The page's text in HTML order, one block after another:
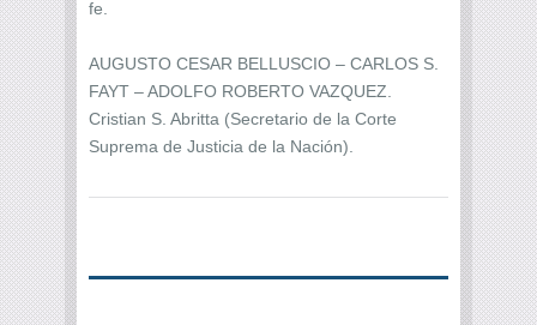
fe.
AUGUSTO CESAR BELLUSCIO – CARLOS S.
FAYT – ADOLFO ROBERTO VAZQUEZ.
Cristian S. Abritta (Secretario de la Corte
Suprema de Justicia de la Nación).